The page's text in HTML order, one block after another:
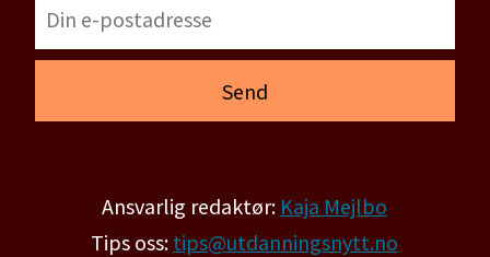
Ansvarlig redaktør: Kaja Mejlbo
Tips oss: tips@utdanningsnytt.no